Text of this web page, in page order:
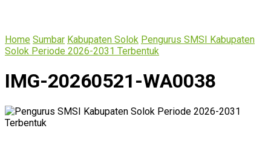
Home Sumbar Kabupaten Solok Pengurus SMSI Kabupaten
Solok Periode 2026-2031 Terbentuk
IMG-20260521-WA0038